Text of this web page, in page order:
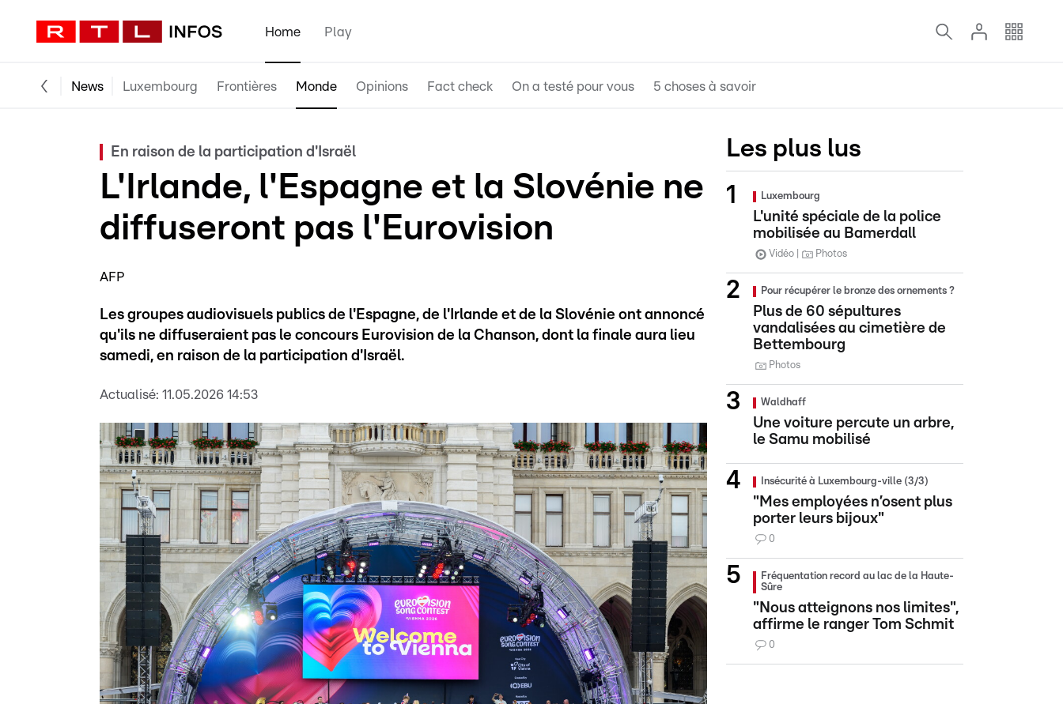
Home Play
News Luxembourg Frontières Monde Opinions Fact check On a testé pour vous 5 choses à savoir
En raison de la participation d'Israël
L'Irlande, l'Espagne et la Slovénie ne
diffuseront pas l'Eurovision
AFP
Les groupes audiovisuels publics de l'Espagne, de l'Irlande et de la Slovénie ont annoncé
qu'ils ne diffuseraient pas le concours Eurovision de la Chanson, dont la finale aura lieu
samedi, en raison de la participation d'Israël.
Actualisé: 11.05.2026 14:53
Les plus lus
Luxembourg
L'unité spéciale de la police
mobilisée au Bamerdall
Vidéo Photos
Pour récupérer le bronze des ornements ?
Plus de 60 sépultures
vandalisées au cimetière de
Bettembourg
Photos
Waldhaff
Une voiture percute un arbre,
le Samu mobilisé
Insécurité à Luxembourg-ville (3/3)
"Mes employées n’osent plus
porter leurs bijoux"
0
Fréquentation record au lac de la Haute-
Sûre
"Nous atteignons nos limites",
affirme le ranger Tom Schmit
0